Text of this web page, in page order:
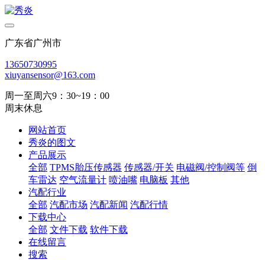
广东省广州市
13650730995
xiuyansensor@163.com
周一至周六9：30~19：00
周末休息
网站首页
秀炎的图文
产品展示
全部 TPMS胎压传感器 传感器/开关 电磁阀/控制阀等 倒
车雷达 空气流量计 喷油嘴 电脑板 其他
汽配行业
全部 汽配市场 汽配新闻 汽配行情
下载中心
全部 文件下载 软件下载
在线留言
搜索